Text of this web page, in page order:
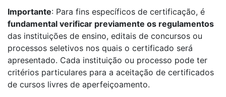
Importante: Para fins específicos de certificação, é
fundamental verificar previamente os regulamentos
das instituições de ensino, editais de concursos ou
processos seletivos nos quais o certificado será
apresentado. Cada instituição ou processo pode ter
critérios particulares para a aceitação de certificados
de cursos livres de aperfeiçoamento.